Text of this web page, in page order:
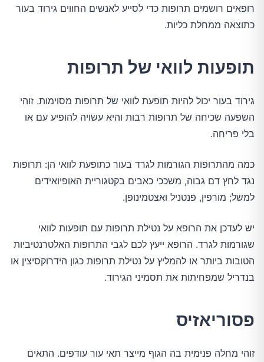
רופאים רושמים תרופות כדי לסייע לאנשים החווים גירוד בעור
כתוצאה ממחלת כליות.
תופעות לוואי של תרופות
גירוד בעור יכול להיות תופעת לוואי של תרופות מסוימות. זוהי
השפעה שכיחה של תרופות רבות והיא עשויה להופיע עם או
בלי פריחה.
כמה מהתרופות הגורמות לגרד בעור כתופעת לוואי הן: תרופות
נגד לחץ דם גבוה, משככי כאבים בקטגוריית האופיואידים
למשל; מורפין, פנטניל ואצטמינופן.
יש לעדכן את הרופא על נטילת תרופות עם תופעות לוואי
שגורמות לגרד. הרופא ייעץ לכם לגבי התרופות האלטרנטיביות
הטובות ביותר או להמליץ ​​על נטילת תרופות כגון הידרוקסיצין או
בנדריל שמפחיתות את תסמיני הגירוד.
פסוריאזיס
זוהי מחלה פנימית בה הגוף מייצר תאי עור עודפים. התאים